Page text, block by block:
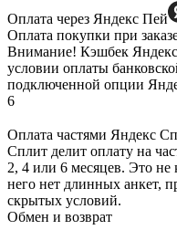
Оплата через Яндекс Пей
Оплата покупки при
Внимание! Кэшбек Яндекс
условии оплаты
подключенной опции
6
Оплата частями Яндекс
Сплит делит оплату на
2, 4 или 6 месяцев. Это не
него нет длинных анкет,
скрытых условий.
Обмен и возврат